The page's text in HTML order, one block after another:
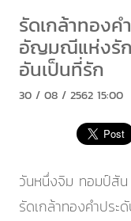
รัดเกล้าทองค
อัญมณีแห่งรั
อันเป็นที่รัก
30 / 08 / 2562 15:00
วันหนึ่งจิม ทอมป์สั
รัดเกล้าทองคำประ